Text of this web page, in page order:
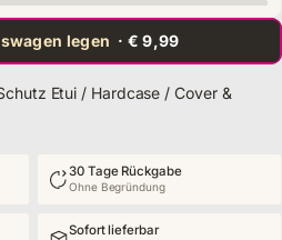
legen · € 9,99
Etui / Hardcase / Cover &
30 Tage Rückgabe
Ohne Begründung
Sofort lieferbar